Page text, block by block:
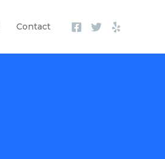
Contact